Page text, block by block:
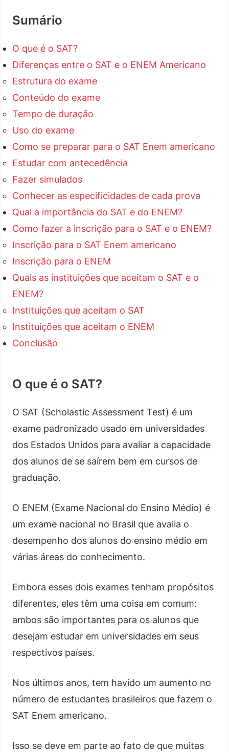
Sumário
O que é o SAT?
Diferenças entre o SAT e o ENEM Americano
Estrutura do exame
Conteúdo do exame
Tempo de duração
Uso do exame
Como se preparar para o SAT Enem americano
Estudar com antecedência
Fazer simulados
Conhecer as especificidades de cada prova
Qual a importância do SAT e do ENEM?
Como fazer a inscrição para o SAT e o ENEM?
Inscrição para o SAT Enem americano
Inscrição para o ENEM
Quais as instituições que aceitam o SAT e o
ENEM?
Instituições que aceitam o SAT
Instituições que aceitam o ENEM
Conclusão
O que é o SAT?
O SAT (Scholastic Assessment Test) é um
exame padronizado usado em universidades
dos Estados Unidos para avaliar a capacidade
dos alunos de se saírem bem em cursos de
graduação.
O ENEM (Exame Nacional do Ensino Médio) é
um exame nacional no Brasil que avalia o
desempenho dos alunos do ensino médio em
várias áreas do conhecimento.
Embora esses dois exames tenham propósitos
diferentes, eles têm uma coisa em comum:
ambos são importantes para os alunos que
desejam estudar em universidades em seus
respectivos países.
Nos últimos anos, tem havido um aumento no
número de estudantes brasileiros que fazem o
SAT Enem americano.
Isso se deve em parte ao fato de que muitas